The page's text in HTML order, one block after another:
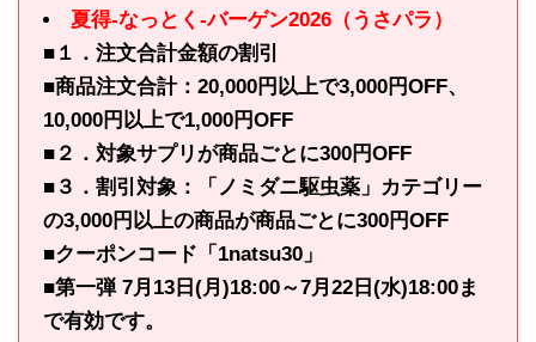
夏得-なっとく-バーゲン2026（うさパラ）
■１．注文合計金額の割引
■商品注文合計：20,000円以上で3,000円OFF、
10,000円以上で1,000円OFF
■２．対象サプリが商品ごとに300円OFF
■３．割引対象：「ノミダニ駆虫薬」カテゴリー
の3,000円以上の商品が商品ごとに300円OFF
■クーポンコード「1natsu30」
■第一弾 7月13日(月)18:00～7月22日(水)18:00ま
で有効です。